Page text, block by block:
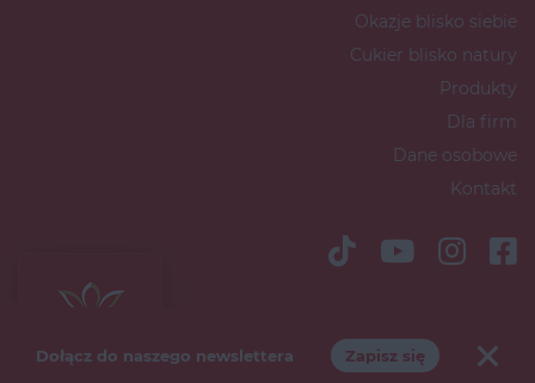
Dołącz do naszego newslettera Zapisz się
Okazje blisko siebie
Cukier blisko natury
Produkty
Dla firm
Dane osobowe
Kontakt
Polityka marketingowa
Polityka prywatności